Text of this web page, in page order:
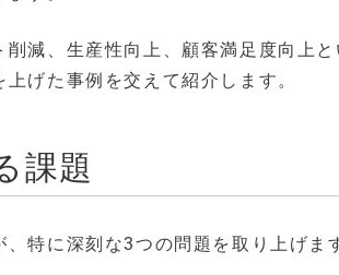
減、生産性向上、顧客満足度向上
げた事例を交えて紹介します。
課題
特に深刻な3つの問題を取り上げま